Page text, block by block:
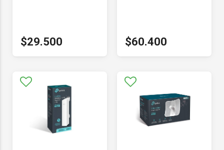
$29.500 $60.400